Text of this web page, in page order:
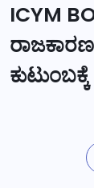
ICYM